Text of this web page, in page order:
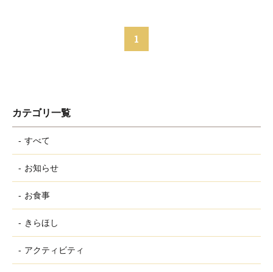
1
カテゴリ一覧
すべて
お知らせ
お食事
きらほし
アクティビティ